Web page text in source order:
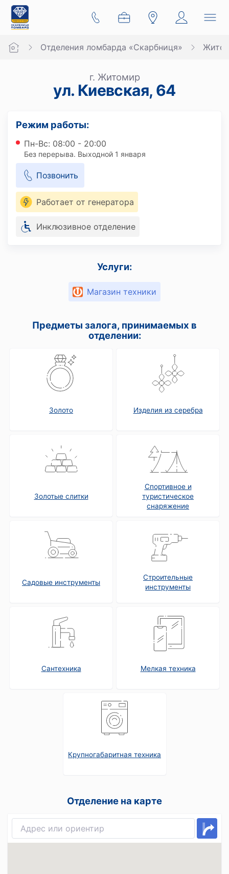
Отделения ломбарда «Скарбниця»
г. Житомир
ул. Киевская, 64
Режим работы:
Пн-Вс: 08:00 - 20:00
Без перерыва. Выходной 1 января
Позвонить
Работает от генератора
Инклюзивное отделение
Услуги:
Магазин техники
Предметы залога, принимаемых в
отделении:
Золото Изделия из серебра
Золотые слитки
Спортивное и
туристическое
снаряжение
Садовые инструменты
Строительные
инструменты
Сантехника Мелкая техника
Крупногабаритная техника
Отделение на карте